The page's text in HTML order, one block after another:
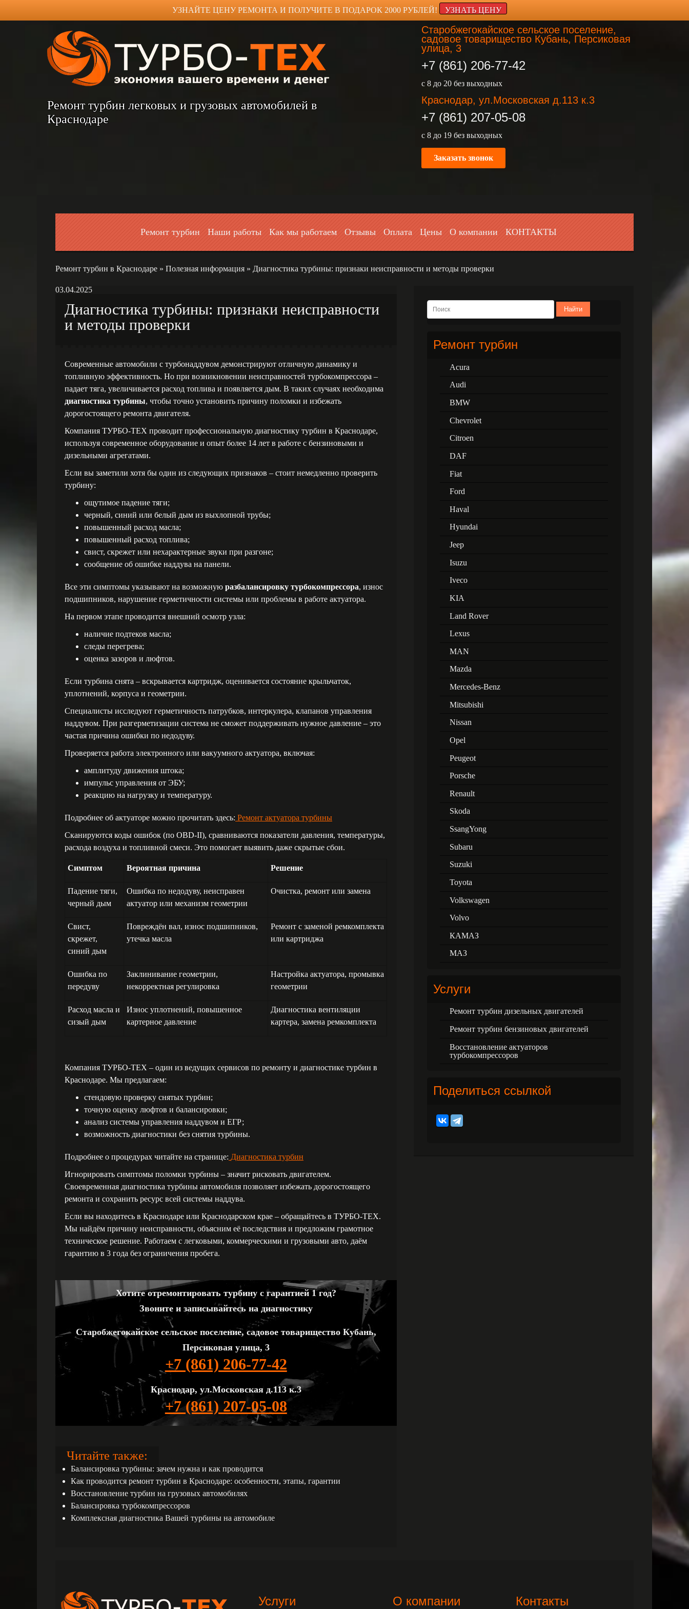
УЗНАЙТЕ ЦЕНУ РЕМОНТА И ПОЛУЧИТЕ В ПОДАРОК 2000 РУБЛЕЙ! УЗНАТЬ ЦЕНУ
Ремонт турбин легковых и грузовых автомобилей в
Краснодаре
Старобжегокайское сельское поселение,
садовое товарищество Кубань, Персиковая
улица, 3
+7 (861) 206-77-42
с 8 до 20 без выходных
Краснодар, ул.Московская д.113 к.3
+7 (861) 207-05-08
с 8 до 19 без выходных
Заказать звонок
Ремонт турбин Наши работы Как мы работаем Отзывы Оплата Цены О компании КОНТАКТЫ
Ремонт турбин в Краснодаре » Полезная информация » Диагностика турбины: признаки неисправности и методы проверки
03.04.2025
Диагностика турбины: признаки неисправности
и методы проверки
Современные автомобили с турбонаддувом демонстрируют отличную динамику и
топливную эффективность. Но при возникновении неисправностей турбокомпрессора –
падает тяга, увеличивается расход топлива и появляется дым. В таких случаях необходима
диагностика турбины, чтобы точно установить причину поломки и избежать
дорогостоящего ремонта двигателя.
Компания ТУРБО-ТЕХ проводит профессиональную диагностику турбин в Краснодаре,
используя современное оборудование и опыт более 14 лет в работе с бензиновыми и
дизельными агрегатами.
Если вы заметили хотя бы один из следующих признаков – стоит немедленно проверить
турбину:
ощутимое падение тяги;
черный, синий или белый дым из выхлопной трубы;
повышенный расход масла;
повышенный расход топлива;
свист, скрежет или нехарактерные звуки при разгоне;
сообщение об ошибке наддува на панели.
Все эти симптомы указывают на возможную разбалансировку турбокомпрессора, износ
подшипников, нарушение герметичности системы или проблемы в работе актуатора.
На первом этапе проводится внешний осмотр узла:
наличие подтеков масла;
следы перегрева;
оценка зазоров и люфтов.
Если турбина снята – вскрывается картридж, оценивается состояние крыльчаток,
уплотнений, корпуса и геометрии.
Специалисты исследуют герметичность патрубков, интеркулера, клапанов управления
наддувом. При разгерметизации система не сможет поддерживать нужное давление – это
частая причина ошибки по недодуву.
Проверяется работа электронного или вакуумного актуатора, включая:
амплитуду движения штока;
импульс управления от ЭБУ;
реакцию на нагрузку и температуру.
Подробнее об актуаторе можно прочитать здесь: Ремонт актуатора турбины
Сканируются коды ошибок (по OBD-II), сравниваются показатели давления, температуры,
расхода воздуха и топливной смеси. Это помогает выявить даже скрытые сбои.
Симптом Вероятная причина Решение
Падение тяги,
черный дым
Ошибка по недодуву, неисправен
актуатор или механизм геометрии
Очистка, ремонт или замена
Свист,
скрежет,
синий дым
Повреждён вал, износ подшипников,
утечка масла
Ремонт с заменой ремкомплекта
или картриджа
Ошибка по
передуву
Заклинивание геометрии,
некорректная регулировка
Настройка актуатора, промывка
геометрии
Расход масла и
сизый дым
Износ уплотнений, повышенное
картерное давление
Диагностика вентиляции
картера, замена ремкомплекта
Компания ТУРБО-ТЕХ – один из ведущих сервисов по ремонту и диагностике турбин в
Краснодаре. Мы предлагаем:
стендовую проверку снятых турбин;
точную оценку люфтов и балансировки;
анализ системы управления наддувом и ЕГР;
возможность диагностики без снятия турбины.
Подробнее о процедурах читайте на странице: Диагностика турбин
Игнорировать симптомы поломки турбины – значит рисковать двигателем.
Своевременная диагностика турбины автомобиля позволяет избежать дорогостоящего
ремонта и сохранить ресурс всей системы наддува.
Если вы находитесь в Краснодаре или Краснодарском крае – обращайтесь в ТУРБО-ТЕХ.
Мы найдём причину неисправности, объясним её последствия и предложим грамотное
техническое решение. Работаем с легковыми, коммерческими и грузовыми авто, даём
гарантию в 3 года без ограничения пробега.
Хотите отремонтировать турбину с гарантией 1 год?
Звоните и записывайтесь на диагностику
Старобжегокайское сельское поселение, садовое товарищество Кубань,
Персиковая улица, 3
+7 (861) 206-77-42
Краснодар, ул.Московская д.113 к.3
+7 (861) 207-05-08
Читайте также:
Балансировка турбины: зачем нужна и как проводится
Как проводится ремонт турбин в Краснодаре: особенности, этапы, гарантии
Восстановление турбин на грузовых автомобилях
Балансировка турбокомпрессоров
Комплексная диагностика Вашей турбины на автомобиле
Найти
Ремонт турбин
Acura
Audi
BMW
Chevrolet
Citroen
DAF
Fiat
Ford
Haval
Hyundai
Jeep
Isuzu
Iveco
KIA
Land Rover
Lexus
MAN
Mazda
Mercedes-Benz
Mitsubishi
Nissan
Opel
Peugeot
Porsche
Renault
Skoda
SsangYong
Subaru
Suzuki
Toyota
Volkswagen
Volvo
КАМАЗ
МАЗ
Услуги
Ремонт турбин дизельных двигателей
Ремонт турбин бензиновых двигателей
Восстановление актуаторов
турбокомпрессоров
Поделиться ссылкой
Услуги О компании Контакты